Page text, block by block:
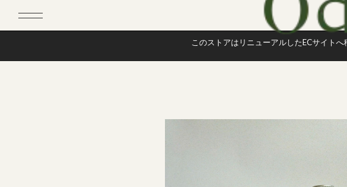
このストアはリニューアルしたECサイト